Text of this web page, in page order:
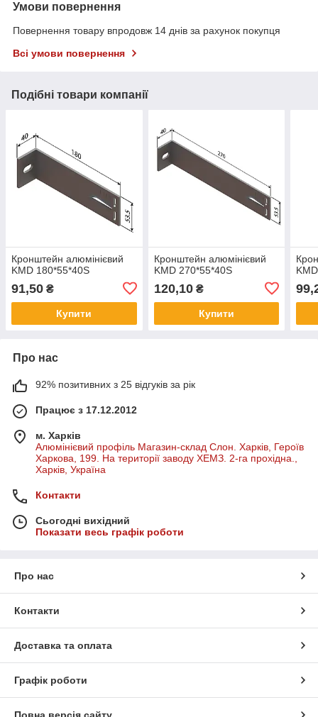
Умови повернення
Повернення товару впродовж 14 днів за рахунок покупця
Всі умови повернення
Подібні товари компанії
Кронштейн алюмінієвий
KMD 180*55*40S
91,50 ₴
Купити
Кронштейн алюмінієвий
KMD 270*55*40S
120,10₴
Купити
Про нас
92% позитивних з 25 відгуків за рік
Працює з 17.12.2012
м. Харків
Алюмінієвий профіль Магазин-склад Слон. Харків, Героїв
Харкова, 199. На території заводу ХЕМЗ. 2-га прохідна.,
Харків, Україна
Контакти
Сьогодні вихідний
Показати весь графік роботи
Про нас
Контакти
Доставка та оплата
Графік роботи